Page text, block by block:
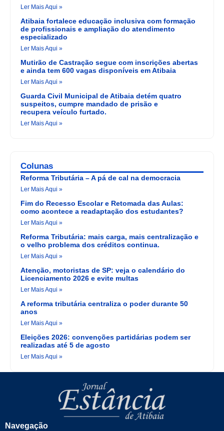
Ler Mais Aqui »
Atibaia fortalece educação inclusiva com formação
de profissionais e ampliação do atendimento
especializado
Ler Mais Aqui »
Mutirão de Castração segue com inscrições abertas
e ainda tem 600 vagas disponíveis em Atibaia
Ler Mais Aqui »
Guarda Civil Municipal de Atibaia detém quatro
suspeitos, cumpre mandado de prisão e
recupera veículo furtado.
Ler Mais Aqui »
Colunas
Reforma Tributária – A pá de cal na democracia
Ler Mais Aqui »
Fim do Recesso Escolar e Retomada das Aulas:
como acontece a readaptação dos estudantes?
Ler Mais Aqui »
Reforma Tributária: mais carga, mais centralização e
o velho problema dos créditos continua.
Ler Mais Aqui »
Atenção, motoristas de SP: veja o calendário do
Licenciamento 2026 e evite multas
Ler Mais Aqui »
A reforma tributária centraliza o poder durante 50
anos
Ler Mais Aqui »
Eleições 2026: convenções partidárias podem ser
realizadas até 5 de agosto
Ler Mais Aqui »
Navegação